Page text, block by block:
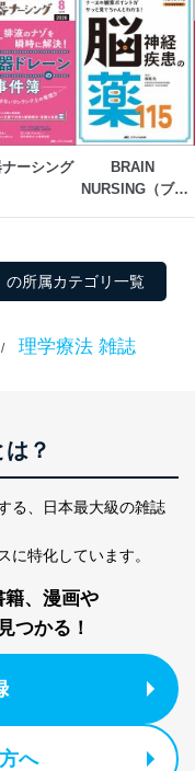
会社
ーシング
BRAIN
NURSING（ブレ
の所属カテゴリ一覧
/ 理学療法 雑誌
？
る、
日本最大級の雑誌
に特化しています。
籍、漫画や
つかる！
へ